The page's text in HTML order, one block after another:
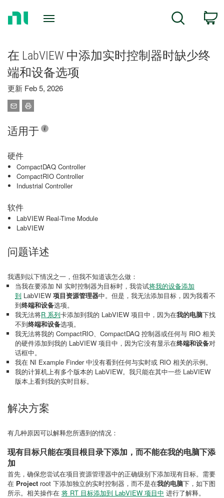
Search
在 LabVIEW 中添加实时控制器时缺少终
端和设备选项
更新 Feb 5, 2026
适用于
硬件
CompactDAQ Controller
CompactRIO Controller
Industrial Controller
软件
LabVIEW Real-Time Module
LabVIEW
问题详述
我遇到以下情况之一，但我不知道该怎么做：
当我在要添加 NI 实时控制器为目标时，我尝试将我的设备添加
到 LabVIEW 项目资源管理器中。但是，我无法添加目标，因为我看不
到终端和设备选项。
我无法将R 系列卡添加到我的 LabVIEW 项目中，因为在我的电脑下找
不到终端和设备选项。
我无法将我的 CompactRIO、CompactDAQ 控制器或任何与 RIO 相关
的硬件添加到我的 LabVIEW 项目中，因为它没有显示在终端和设备对
话框中。
我在 NI Example Finder 中没有看到任何与实时或 RIO 相关的示例。
我的计算机上有多个版本的 LabVIEW。我只能在其中一些 LabVIEW
版本上看到我的实时目标。
解决方案
有几种原因可以解释您所遇到的情况：
现有目标只能在项目根目录下添加，而不能在我的电脑下添
加
首先，确保您尝试在项目资源管理器中的正确级别下添加现有目标。需要
在 Project root 下添加独立的实时控制器，而不是在我的电脑下，如下图
所示。相关操作在 将 RT 目标添加到 LabVIEW 项目中 进行了解释。